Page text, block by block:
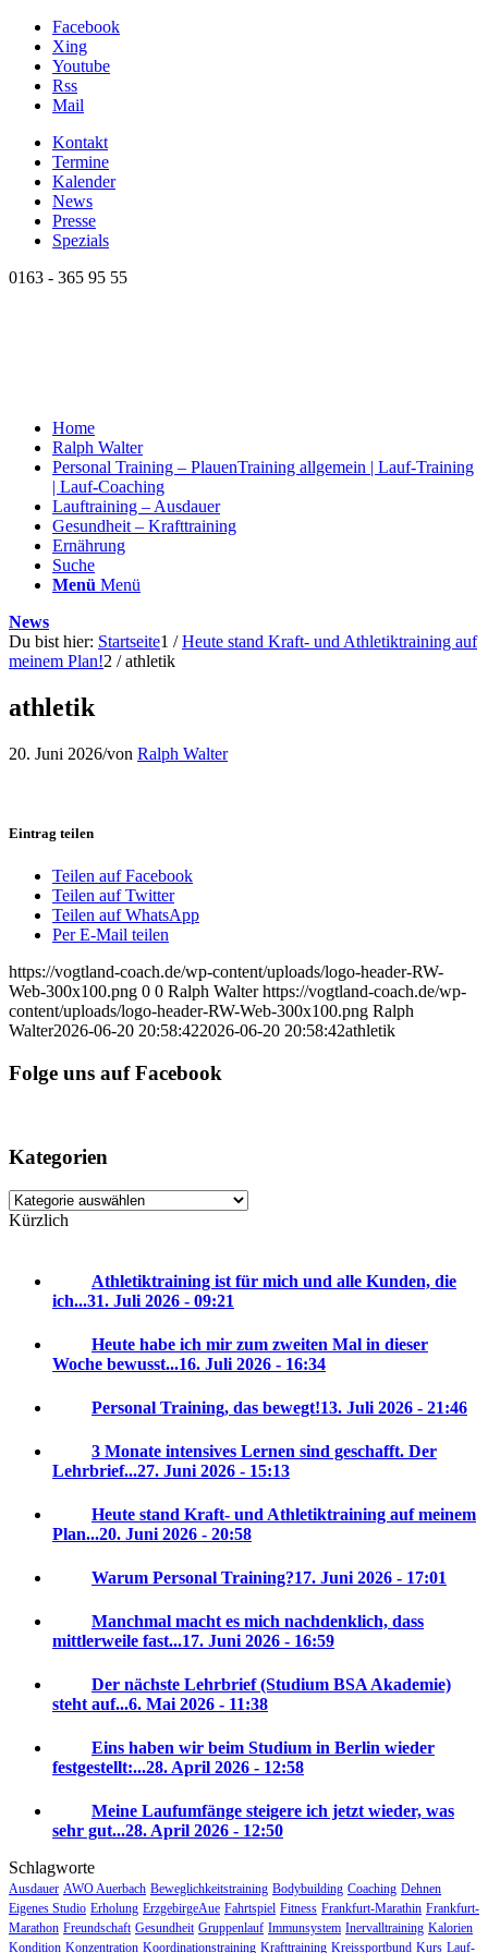
Facebook
Xing
Youtube
Rss
Mail
Kontakt
Termine
Kalender
News
Presse
Spezials
0163 - 365 95 55
Home
Ralph Walter
Personal Training – PlauenTraining allgemein | Lauf-Training
| Lauf-Coaching
Lauftraining – Ausdauer
Gesundheit – Krafttraining
Ernährung
Suche
Menü Menü
News
Du bist hier: Startseite1 / Heute stand Kraft- und Athletiktraining auf
meinem Plan!2 / athletik
athletik
20. Juni 2026/von Ralph Walter
Eintrag teilen
Teilen auf Facebook
Teilen auf Twitter
Teilen auf WhatsApp
Per E-Mail teilen
https://vogtland-coach.de/wp-content/uploads/logo-header-RW-
Web-300x100.png 0 0 Ralph Walter https://vogtland-coach.de/wp-
content/uploads/logo-header-RW-Web-300x100.png Ralph
Walter2026-06-20 20:58:422026-06-20 20:58:42athletik
Folge uns auf Facebook
Kategorien
Kategorien
Kürzlich
Athletiktraining ist für mich und alle Kunden, die
ich...31. Juli 2026 - 09:21
Heute habe ich mir zum zweiten Mal in dieser
Woche bewusst...16. Juli 2026 - 16:34
Personal Training, das bewegt!13. Juli 2026 - 21:46
3 Monate intensives Lernen sind geschafft. Der
Lehrbrief...27. Juni 2026 - 15:13
Heute stand Kraft- und Athletiktraining auf meinem
Plan...20. Juni 2026 - 20:58
Warum Personal Training?17. Juni 2026 - 17:01
Manchmal macht es mich nachdenklich, dass
mittlerweile fast...17. Juni 2026 - 16:59
Der nächste Lehrbrief (Studium BSA Akademie)
steht auf...6. Mai 2026 - 11:38
Eins haben wir beim Studium in Berlin wieder
festgestellt:...28. April 2026 - 12:58
Meine Laufumfänge steigere ich jetzt wieder, was
sehr gut...28. April 2026 - 12:50
Schlagworte
Ausdauer AWO Auerbach Beweglichkeitstraining Bodybuilding Coaching Dehnen
Eigenes Studio Erholung ErzgebirgeAue Fahrtspiel Fitness Frankfurt-Marathin Frankfurt-
Marathon Freundschaft Gesundheit Gruppenlauf Immunsystem Inervalltraining Kalorien
Kondition Konzentration Koordinationstraining Krafttraining Kreissportbund Kurs Lauf-